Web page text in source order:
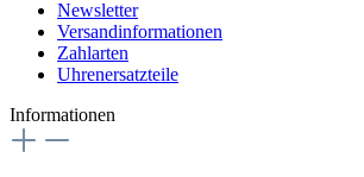
Newsletter
Versandinformationen
Zahlarten
Uhrenersatzteile
Informationen